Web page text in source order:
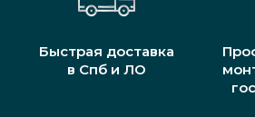
Быстрая доставка
в Спб и ЛО